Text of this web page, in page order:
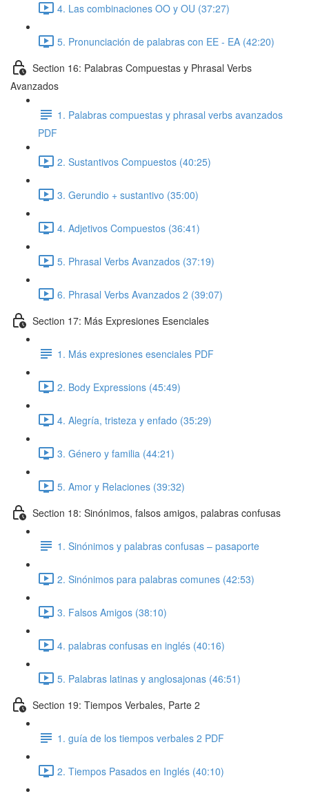
4. Las combinaciones OO y OU (37:27)
5. Pronunciación de palabras con EE - EA (42:20)
Section 16: Palabras Compuestas y Phrasal Verbs
Avanzados
1. Palabras compuestas y phrasal verbs avanzados
PDF
2. Sustantivos Compuestos (40:25)
3. Gerundio + sustantivo (35:00)
4. Adjetivos Compuestos (36:41)
5. Phrasal Verbs Avanzados (37:19)
6. Phrasal Verbs Avanzados 2 (39:07)
Section 17: Más Expresiones Esenciales
1. Más expresiones esenciales PDF
2. Body Expressions (45:49)
4. Alegría, tristeza y enfado (35:29)
3. Género y familia (44:21)
5. Amor y Relaciones (39:32)
Section 18: Sinónimos, falsos amigos, palabras confusas
1. Sinónimos y palabras confusas – pasaporte
2. Sinónimos para palabras comunes (42:53)
3. Falsos Amigos (38:10)
4. palabras confusas en inglés (40:16)
5. Palabras latinas y anglosajonas (46:51)
Section 19: Tiempos Verbales, Parte 2
1. guía de los tiempos verbales 2 PDF
2. Tiempos Pasados en Inglés (40:10)